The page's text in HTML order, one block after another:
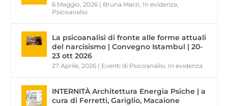
6 Maggio, 2026 | Bruna Marzi, In evidenza,
Psicoanalisi
La psicoanalisi di fronte alle forme attuali
del narcisismo | Convegno Istambul | 20-
23 ott 2026
27 Aprile, 2026 | Eventi di Psicoanalisi, In evidenza
INTERNITÀ Architettura Energia Psiche | a
cura di Ferretti, Gariglio, Macaione